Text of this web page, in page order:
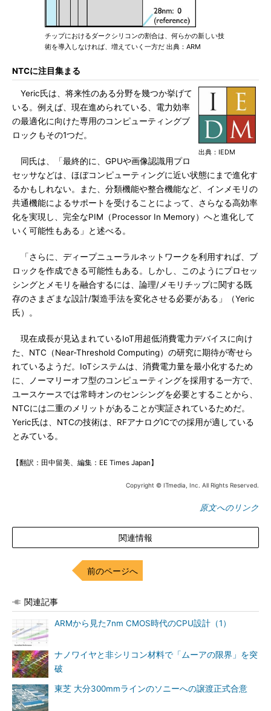
チップにおけるダークシリコンの割合は、何らかの新しい技
術を導入しなければ、増えていく一方だ 出典：ARM
NTCに注目集まる
出典：IEDM
Yeric氏は、将来性のある分野を幾つか挙げて
いる。例えば、現在進められている、電力効率
の最適化に向けた専用のコンピューティングブ
ロックもその1つだ。
同氏は、「最終的に、GPUや画像認識用プロ
セッサなどは、ほぼコンピューティングに近い状態にまで進化す
るかもしれない。また、分類機能や整合機能など、インメモリの
共通機能によるサポートを受けることによって、さらなる高効率
化を実現し、完全なPIM（Processor In Memory）へと進化して
いく可能性もある」と述べる。
「さらに、ディープニューラルネットワークを利用すれば、ブ
ロックを作成できる可能性もある。しかし、このようにプロセッ
シングとメモリを融合するには、論理/メモリチップに関する既
存のさまざまな設計/製造手法を変化させる必要がある」（Yeric
氏）。
現在成長が見込まれているIoT用超低消費電力デバイスに向け
た、NTC（Near-Threshold Computing）の研究に期待が寄せら
れているようだ。IoTシステムは、消費電力量を最小化するため
に、ノーマリーオフ型のコンピューティングを採用する一方で、
ユースケースでは常時オンのセンシングを必要とすることから、
NTCには二重のメリットがあることが実証されているためだ。
Yeric氏は、NTCの技術は、RFアナログICでの採用が適している
とみている。
【翻訳：田中留美、編集：EE Times Japan】
Copyright © ITmedia, Inc. All Rights Reserved.
原文へのリンク
関連情報
前のページへ
関連記事
ARMから見た7nm CMOS時代のCPU設計（1）
ナノワイヤと非シリコン材料で「ムーアの限界」を突
破
東芝 大分300mmラインのソニーへの譲渡正式合意